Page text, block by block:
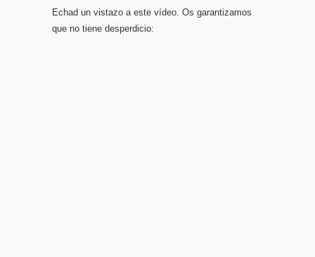
Echad un vistazo a este vídeo. Os garantizamos
que no tiene desperdicio: